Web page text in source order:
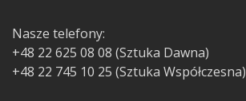
Nasze telefony:
+48 22 625 08 08 (Sztuka Dawna)
+48 22 745 10 25 (Sztuka Współczesna)